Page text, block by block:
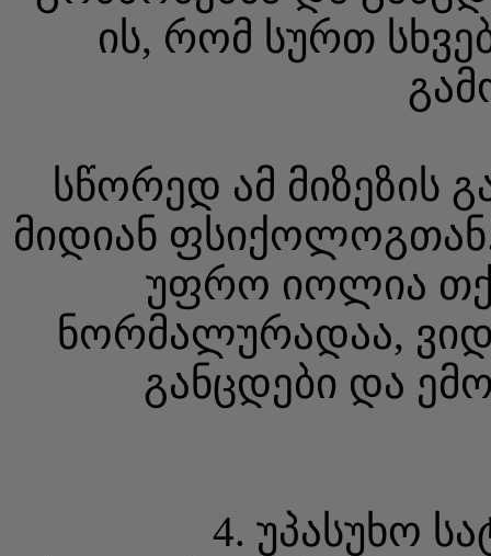
ის, რომ სურთ
სწორედ ამ მიზეზის
მიდიან ფსიქოლოგთან.
უფრო იოლია
ნორმალურადაა,
განცდები და
4. უპასუხო